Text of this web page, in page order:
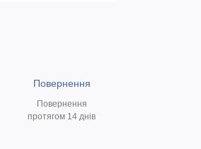
Повернення
Повернення
протягом 14 днів